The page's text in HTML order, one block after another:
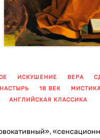
ИСКУШЕНИЕ ВЕРА
18 ВЕК
АНГЛИЙСКАЯ КЛАССИКА